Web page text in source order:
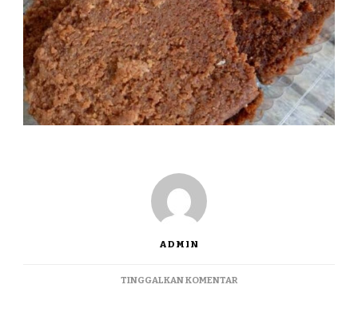
ADMIN
TINGGALKAN KOMENTARPADA